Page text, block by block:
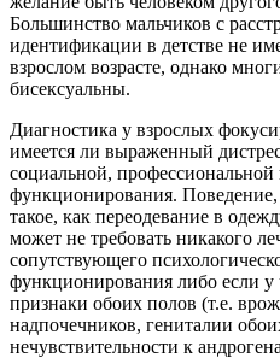
Большинство мальчиков с
идентификации в детстве не
взрослом возрасте, однако
бисексуальны.
Диагностика у взрослых
имеется ли выраженный
социальной,
функционирования. Поведение,
такое, как переодевание в
может не требовать никакого
сопутствующего
функционирования либо если у
признаки обоих полов (т.е.
надпочечников, гениталии
нечувствительности к